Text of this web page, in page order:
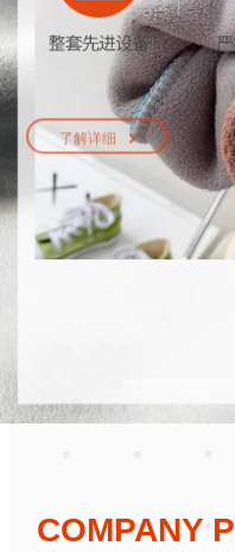
了解详细
COMPANY